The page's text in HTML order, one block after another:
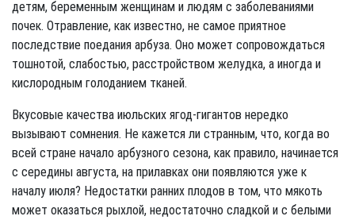
детям, беременным женщинам и людям с заболеваниями
почек. Отравление, как известно, не самое приятное
последствие поедания арбуза. Оно может сопровождаться
тошнотой, слабостью, расстройством желудка, а иногда и
кислородным голоданием тканей.
Вкусовые качества июльских ягод-гигантов нередко
вызывают сомнения. Не кажется ли странным, что, когда во
всей стране начало арбузного сезона, как правило, начинается
с середины августа, на прилавках они появляются уже к
началу июля? Недостатки ранних плодов в том, что мякоть
может оказаться рыхлой, недостаточно сладкой и с белыми